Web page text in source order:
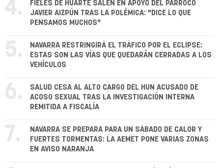
4.
FIELES DE HUARTE SALEN EN APOYO DEL PÁRROCO
JAVIER AIZPÚN TRAS LA POLÉMICA: "DICE LO QUE
PENSAMOS MUCHOS"
5.
NAVARRA RESTRINGIRÁ EL TRÁFICO POR EL ECLIPSE:
ESTAS SON LAS VÍAS QUE QUEDARÁN CERRADAS A LOS
VEHÍCULOS
6.
SALUD CESA AL ALTO CARGO DEL HUN ACUSADO DE
ACOSO SEXUAL TRAS LA INVESTIGACIÓN INTERNA
REMITIDA A FISCALÍA
7.
NAVARRA SE PREPARA PARA UN SÁBADO DE CALOR Y
FUERTES TORMENTAS: LA AEMET PONE VARIAS ZONAS
EN AVISO NARANJA